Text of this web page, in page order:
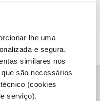
lhe uma
e segura.
similares nos
são necessários
(cookies
serviço).
Forum|Forum|2 years ago
a esclarecer. Caso prefira